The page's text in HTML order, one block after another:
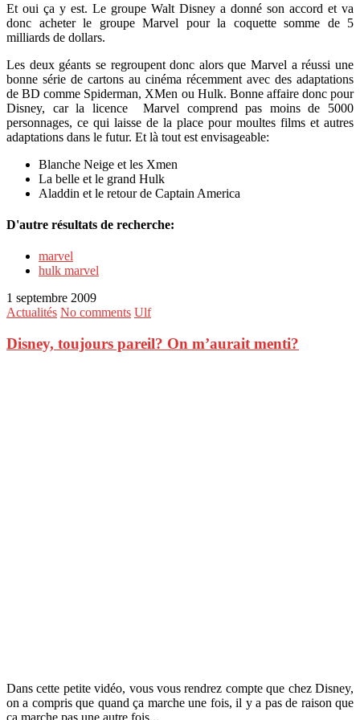
Et oui ça y est. Le groupe Walt Disney a donné son accord et va
donc acheter le groupe Marvel pour la coquette somme de 5
milliards de dollars.
Les deux géants se regroupent donc alors que Marvel a réussi une
bonne série de cartons au cinéma récemment avec des adaptations
de BD comme Spiderman, XMen ou Hulk. Bonne affaire donc pour
Disney, car la licence Marvel comprend pas moins de 5000
personnages, ce qui laisse de la place pour moultes films et autres
adaptations dans le futur. Et là tout est envisageable:
Blanche Neige et les Xmen
La belle et le grand Hulk
Aladdin et le retour de Captain America
D'autre résultats de recherche:
marvel
hulk marvel
1 septembre 2009
Actualités No comments Ulf
Disney, toujours pareil? On m’aurait menti?
Dans cette petite vidéo, vous vous rendrez compte que chez Disney,
on a compris que quand ça marche une fois, il y a pas de raison que
ça marche pas une autre fois...